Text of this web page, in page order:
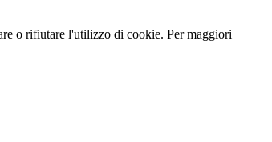
o rifiutare l'utilizzo di cookie. Per maggiori